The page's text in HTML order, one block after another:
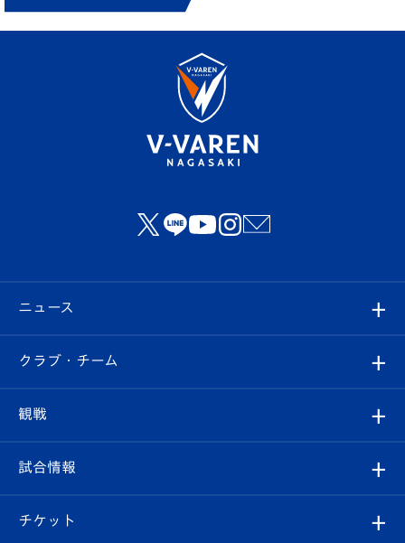
ニュース
すべて
クラブ
試合情報
クラブ・チーム
クラブ概要
観戦
観戦ルール
試合情報
試合日程/結果
チケット